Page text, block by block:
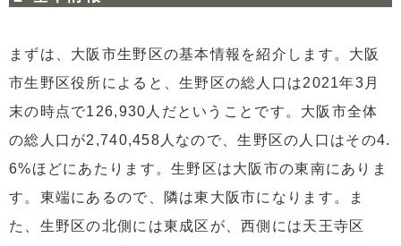
まずは、大阪市生野区の基本情報を紹介します。大阪
市生野区役所によると、生野区の総人口は2021年3月
末の時点で126,930人だということです。大阪市全体
の総人口が2,740,458人なので、生野区の人口はその4.
6%ほどにあたります。生野区は大阪市の東南にありま
す。東端にあるので、隣は東大阪市になります。ま
た、生野区の北側には東成区が、西側には天王寺区